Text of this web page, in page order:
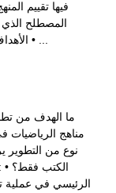
فيها تقييم
المصطلح
•
مناهج الرياضيات
نوع من التطوير
الكتب فقط؟ •
الرئيسي في عملية